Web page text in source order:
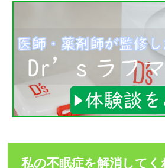
私の不眠症を解消して